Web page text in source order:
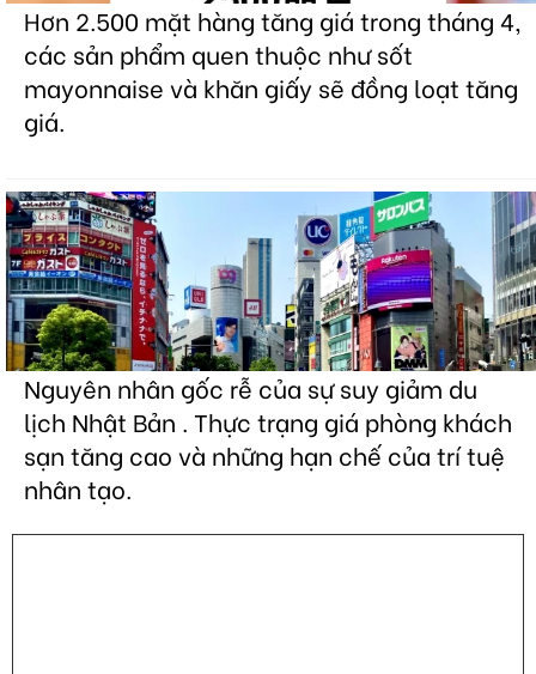
Hơn 2.500 mặt hàng tăng giá trong tháng 4,
các sản phẩm quen thuộc như sốt
mayonnaise và khăn giấy sẽ đồng loạt tăng
giá.
Nguyên nhân gốc rễ của sự suy giảm du
lịch Nhật Bản . Thực trạng giá phòng khách
sạn tăng cao và những hạn chế của trí tuệ
nhân tạo.